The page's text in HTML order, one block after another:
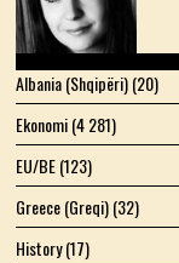
Albania (Shqipëri)(20)
Ekonomi(4 281)
EU/BE(123)
Greece (Greqi)(32)
History(17)